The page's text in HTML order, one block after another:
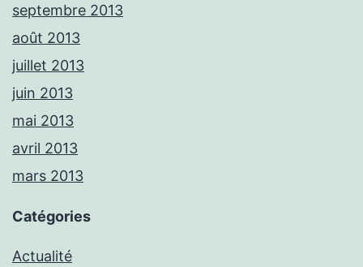
septembre 2013
août 2013
juillet 2013
juin 2013
mai 2013
avril 2013
mars 2013
Catégories
Actualité